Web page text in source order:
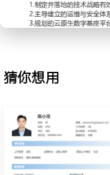
权威认证并每年复
3.平台规划：规划并
拟团队负责实施，最
管理制度；设计并实
健康度全景视图；引
化实验，提前发现系
5.技术治理：建立公
猜你想用